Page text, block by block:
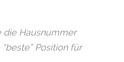
die Hausnummer
Position für